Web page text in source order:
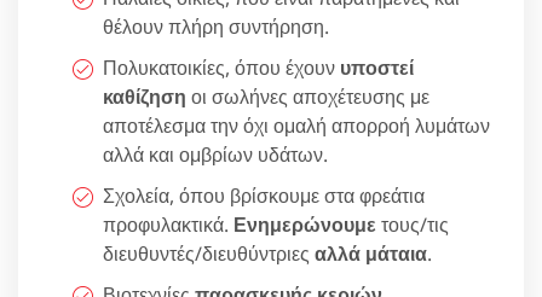
θέλουν πλήρη συντήρηση.
Πολυκατοικίες, όπου έχουν υποστεί
καθίζηση οι σωλήνες αποχέτευσης με
αποτέλεσμα την όχι ομαλή απορροή λυμάτων
αλλά και ομβρίων υδάτων.
Σχολεία, όπου βρίσκουμε στα φρεάτια
προφυλακτικά. Ενημερώνουμε τους/τις
διευθυντές/διευθύντριες αλλά μάταια.